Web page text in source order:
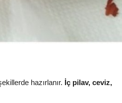
hazırlanır. İç pilav, ceviz,